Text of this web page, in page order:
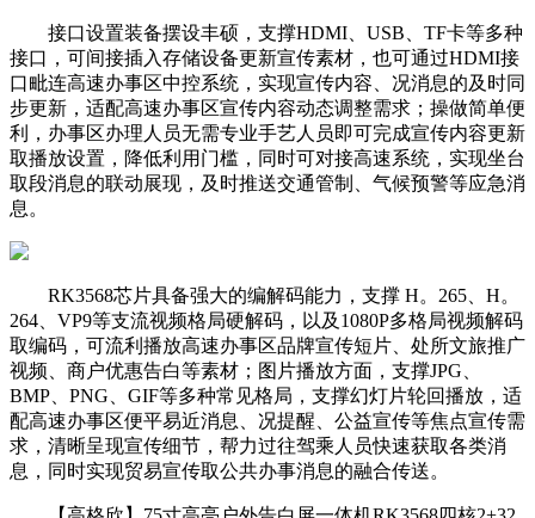
接口设置装备摆设丰硕，支撑HDMI、USB、TF卡等多种
接口，可间接插入存储设备更新宣传素材，也可通过HDMI接
口毗连高速办事区中控系统，实现宣传内容、况消息的及时同
步更新，适配高速办事区宣传内容动态调整需求；操做简单便
利，办事区办理人员无需专业手艺人员即可完成宣传内容更新
取播放设置，降低利用门槛，同时可对接高速系统，实现坐台
取段消息的联动展现，及时推送交通管制、气候预警等应急消
息。
RK3568芯片具备强大的编解码能力，支撑 H。265、H。
264、VP9等支流视频格局硬解码，以及1080P多格局视频解码
取编码，可流利播放高速办事区品牌宣传短片、处所文旅推广
视频、商户优惠告白等素材；图片播放方面，支撑JPG、
BMP、PNG、GIF等多种常见格局，支撑幻灯片轮回播放，适
配高速办事区便平易近消息、况提醒、公益宣传等焦点宣传需
求，清晰呈现宣传细节，帮力过往驾乘人员快速获取各类消
息，同时实现贸易宣传取公共办事消息的融合传送。